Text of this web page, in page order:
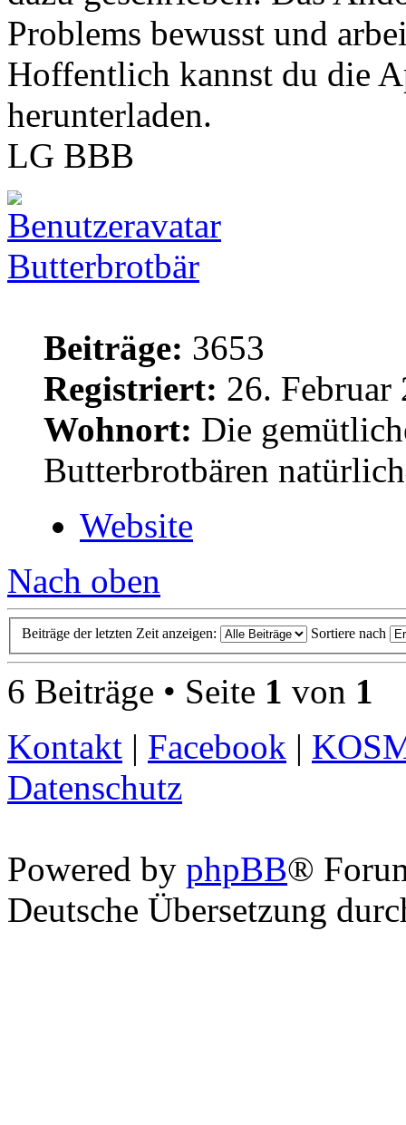
Problems bewusst und
Hoffentlich kannst du die
herunterladen.
LG BBB
Butterbrotbär
Beiträge: 3653
Registriert: 26. Februar
Wohnort: Die
Butterbrotbären
Website
Nach oben
Beiträge der letzten Zeit anzeigen: Sortiere nach
6 Beiträge • Seite 1 von 1
Kontakt | Facebook |
Datenschutz
Powered by phpBB®
Deutsche Übersetzung